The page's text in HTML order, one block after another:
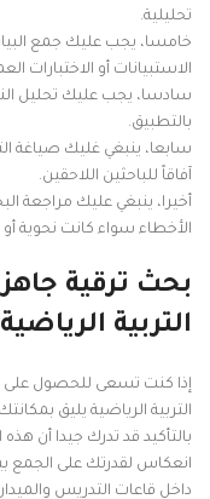
تحليلية.
خامسا، يجب عليك جمع
الاستبيانات أو الاختبارات
سادسا، يجب عليك تحليل
بالتطبيق.
سابعا، ينبغي غليك صياغة
آفاقاً للباحثين اللاحقين.
أخيرا، ينبغي عليك مراجعة
الأخطاء سواء كانت نحوية أو
بحث ترقية
التربية الرياضية
إذا كنت تسعى للحصول على
التربية الرياضية يليق
بالتأكيد قد تدرك جيدا أن
انعكاس لقدرتك على الجمع
داخل قاعات التدريس